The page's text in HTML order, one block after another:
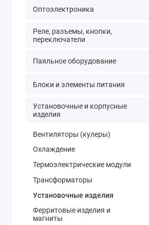
Оптоэлектроника
Реле, разъемы, кнопки,
переключатели
Паяльное оборудование
Блоки и элементы питания
Установочные и корпусные
изделия
Вентиляторы (кулеры)
Охлаждение
Термоэлектрические модули
Трансформаторы
Установочные изделия
Ферритовые изделия и
магниты